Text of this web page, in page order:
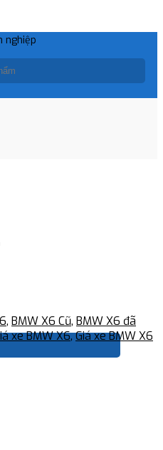
nghiệp
, BMW X6 Cũ, BMW X6 đã
xe BMW X6,Giá xe BMW X6